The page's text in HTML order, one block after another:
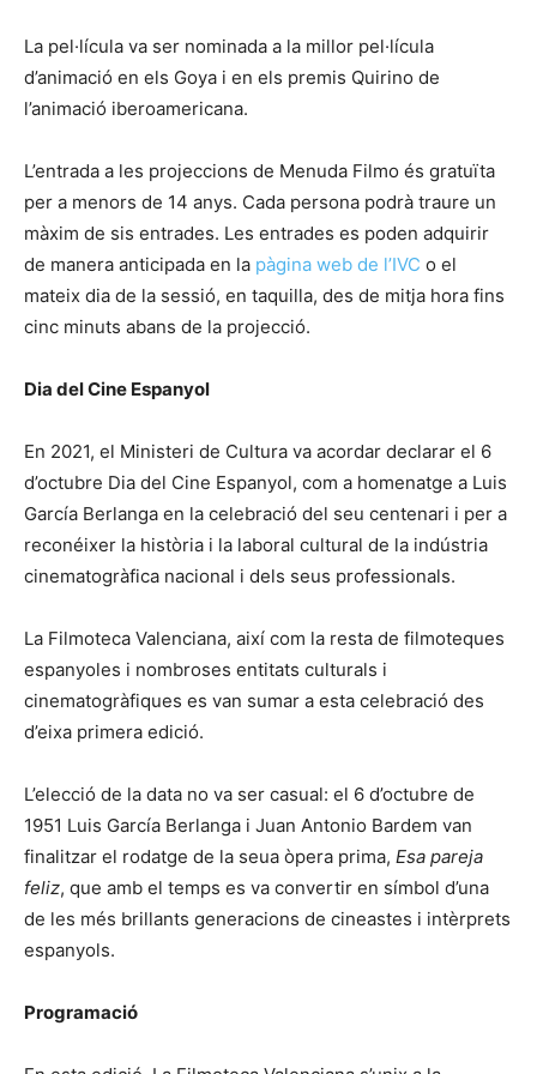
La pel·lícula va ser nominada a la millor pel·lícula
d’animació en els Goya i en els premis Quirino de
l’animació iberoamericana.
L’entrada a les projeccions de Menuda Filmo és gratuïta
per a menors de 14 anys. Cada persona podrà traure un
màxim de sis entrades. Les entrades es poden adquirir
de manera anticipada en la pàgina web de l’IVC o el
mateix dia de la sessió, en taquilla, des de mitja hora fins
cinc minuts abans de la projecció.
Dia del Cine Espanyol
En 2021, el Ministeri de Cultura va acordar declarar el 6
d’octubre Dia del Cine Espanyol, com a homenatge a Luis
García Berlanga en la celebració del seu centenari i per a
reconéixer la història i la laboral cultural de la indústria
cinematogràfica nacional i dels seus professionals.
La Filmoteca Valenciana, així com la resta de filmoteques
espanyoles i nombroses entitats culturals i
cinematogràfiques es van sumar a esta celebració des
d’eixa primera edició.
L’elecció de la data no va ser casual: el 6 d’octubre de
1951 Luis García Berlanga i Juan Antonio Bardem van
finalitzar el rodatge de la seua òpera prima, Esa pareja
feliz, que amb el temps es va convertir en símbol d’una
de les més brillants generacions de cineastes i intèrprets
espanyols.
Programació